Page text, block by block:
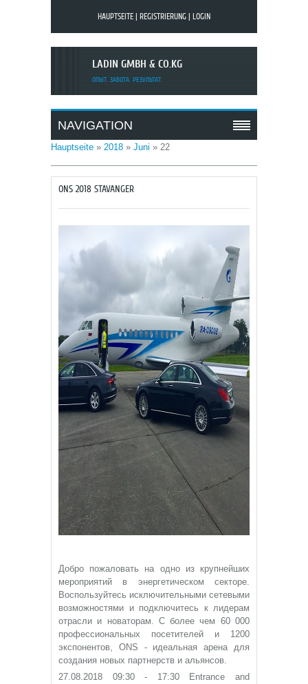
HAUPTSEITE REGISTRIERUNG LOGIN
LADIN GMBH & CO.KG
ОПЫТ. ЗАБОТА. РЕЗУЛЬТАТ.
NAVIGATION
Hauptseite » 2018 » Juni » 22
ONS 2018 STAVANGER
Добро пожаловать на одно из крупнейших
мероприятий в энергетическом секторе.
Воспользуйтесь исключительными сетевыми
возможностями и подключитесь к лидерам
отрасли и новаторам. С более чем 60 000
профессиональных посетителей и 1200
экспонентов, ONS - идеальная арена для
создания новых партнерств и альянсов.
27.08.2018 09:30 - 17:30
Entrance and